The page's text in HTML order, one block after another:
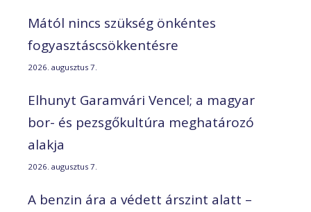
Mától nincs szükség önkéntes
fogyasztáscsökkentésre
2026. augusztus 7.
Elhunyt Garamvári Vencel; a magyar
bor- és pezsgőkultúra meghatározó
alakja
2026. augusztus 7.
A benzin ára a védett árszint alatt –